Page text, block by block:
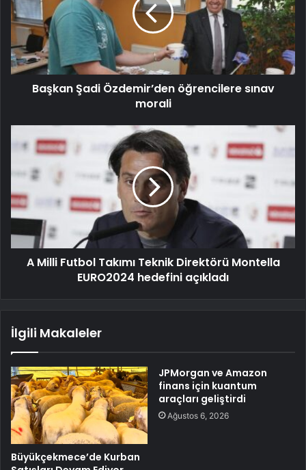
Başkan Şadi Özdemir’den öğrencilere sınav
morali
A Milli Futbol Takımı Teknik Direktörü Montella
EURO2024 hedefini açıkladı
İlgili Makaleler
Büyükçekmece’de Kurban
JPMorgan ve Amazon
finans için kuantum
araçları geliştirdi
Ağustos 6, 2026